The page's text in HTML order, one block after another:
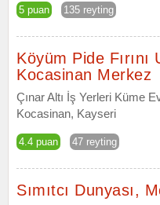
5 puan 135 reyting
Köyüm Pide Fırını
Kocasinan Merkez
Çınar Altı İş Yerleri Küme
Kocasinan, Kayseri
4.4 puan 47 reyting
Sımıtcı Dunyası,